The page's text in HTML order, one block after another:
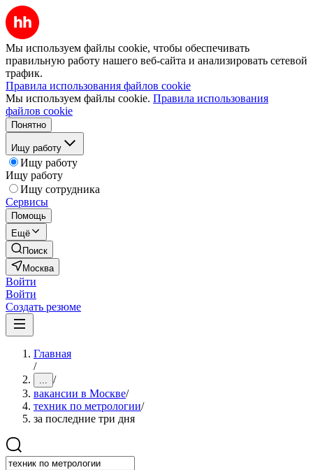
Мы используем файлы cookie, чтобы обеспечивать
правильную работу нашего веб-сайта и анализировать сетевой
трафик.
Правила использования файлов cookie
Мы используем файлы cookie. Правила использования
файлов cookie
Понятно
Ищу работу
Ищу работу
Ищу работу
Ищу сотрудника
Сервисы
Помощь
Ещё
Поиск
Москва
Войти
Войти
Создать резюме
Главная
/
... /
вакансии в Москве/
техник по метрологии/
за последние три дня